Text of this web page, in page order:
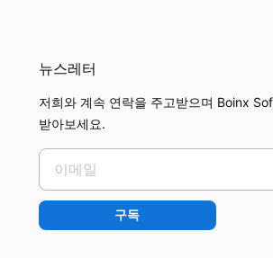
뉴스레터
저희와 계속 연락을 주고받으며 Boinx
받아보세요.
구독